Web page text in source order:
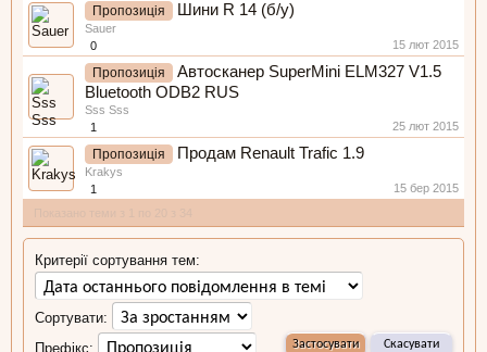
Пропозиція Шини R 14 (б/у)
Sauer
0
15 лют 2015
Пропозиція
Автосканер SuperMini ELM327 V1.5
Bluetooth ODB2 RUS
Sss Sss
1
25 лют 2015
Пропозиція Продам Renault Trafic 1.9
Krakys
1
15 бер 2015
Критерії сортування тем:
Сортувати:
Префікс: